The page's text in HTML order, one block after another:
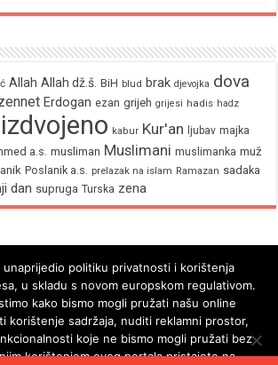
Allah Allah dž.š. BiH blud brak djevojka dova
Erdogan ezan grijeh grijesi hadis hadz
izdvojeno kabur Kur'an ljubav majka
a.s. musliman Muslimani muslimanka muž
Poslanik a.s. prelazak na islam Ramazan sadaka
dan supruga Turska zena
unaprijedio politiku privatnosti i korištenja
u skladu s novom europskom regulativom.
kako bismo mogli pružati našu online
korištenje sadržaja, nuditi reklamni prostor,
koje ne bismo mogli pružati bez
korištenjem ovog portala pristajete na